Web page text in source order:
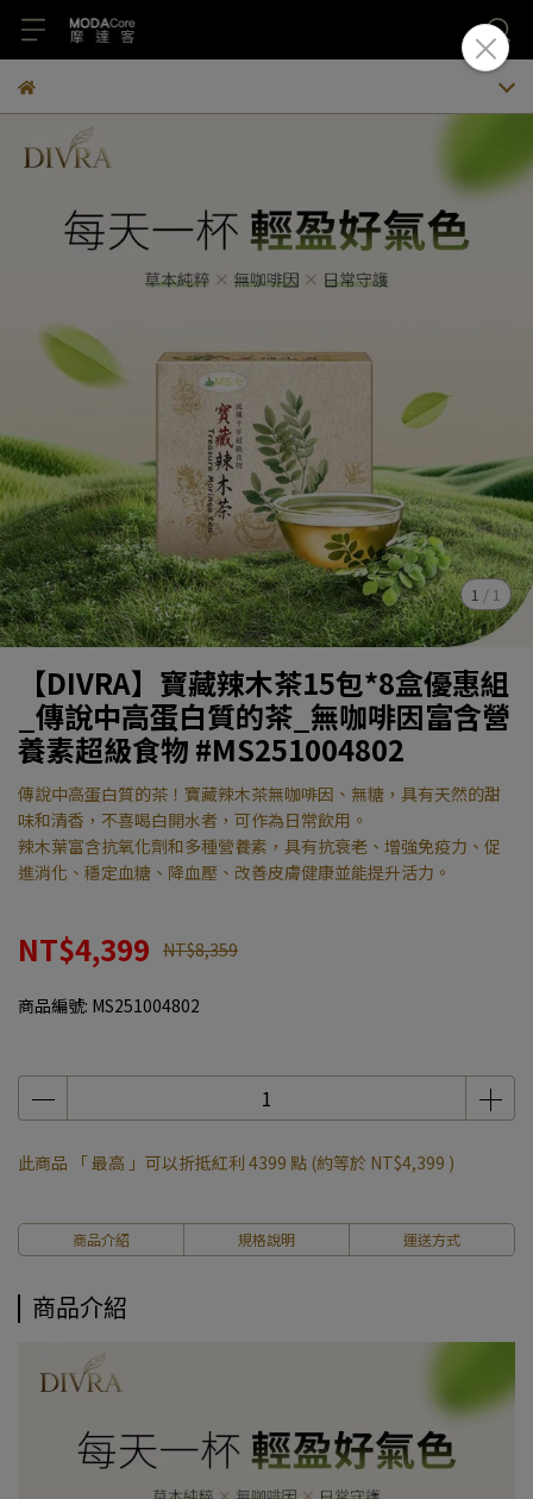
1 / 1
【DIVRA】寶藏辣木茶15包*8盒優惠組
_傳說中高蛋白質的茶_無咖啡因富含營
養素超級食物 #MS251004802
傳說中高蛋白質的茶！寶藏辣木茶無咖啡因、無糖，具有天然的甜
味和清香，不喜喝白開水者，可作為日常飲用。
辣木葉富含抗氧化劑和多種營養素，具有抗衰老、增強免疫力、促
進消化、穩定血糖、降血壓、改善皮膚健康並能提升活力。
NT$4,399 NT$8,359
商品編號: MS251004802
此商品 「 最高 」可以折抵紅利 4399 點 (約等於 NT$4,399 )
商品介紹 規格說明 運送方式
商品介紹